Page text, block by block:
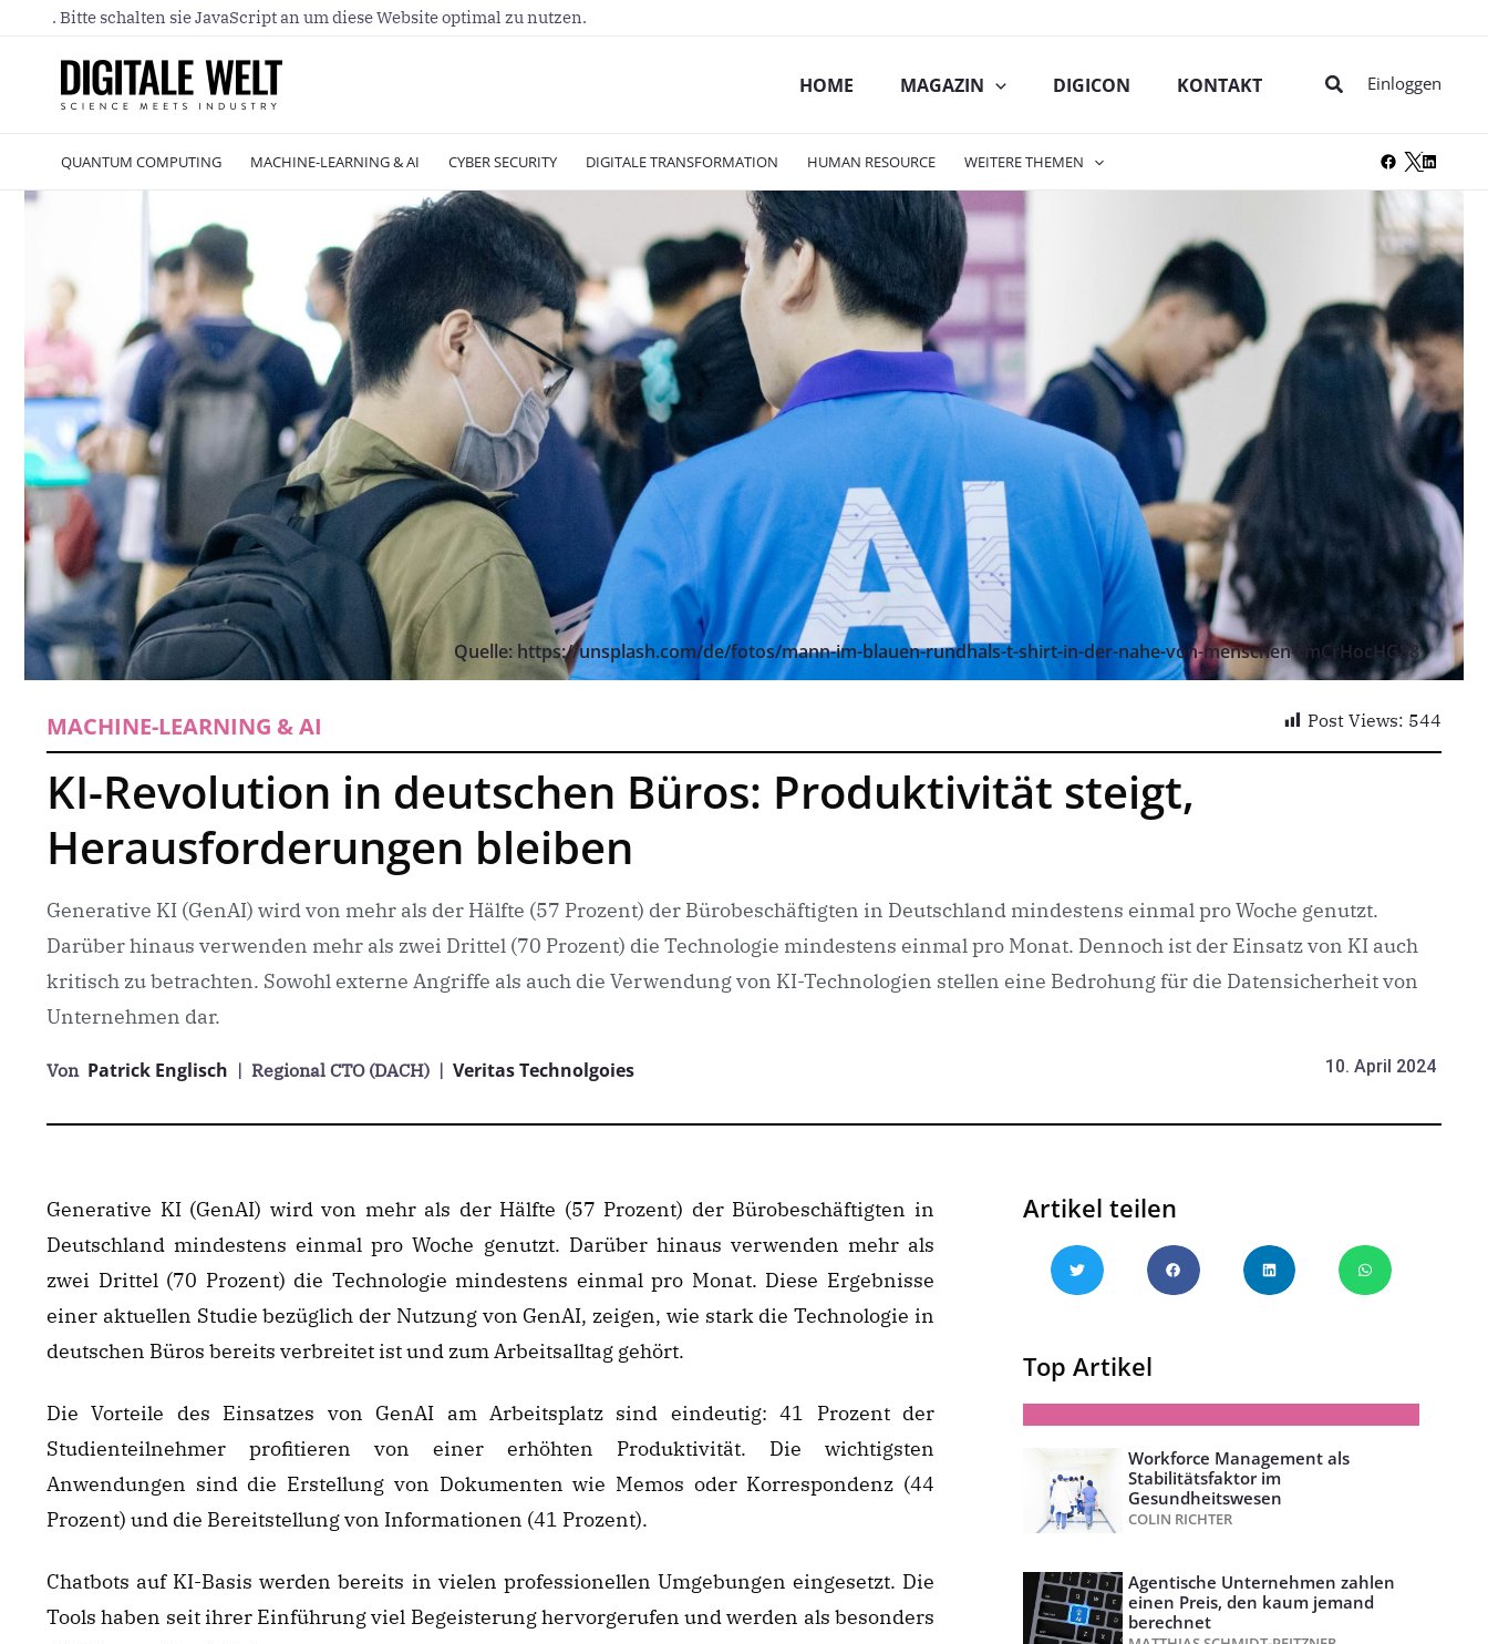
. Bitte schalten sie JavaScript an um diese Website optimal zu nutzen.
HOME MAGAZIN DIGICON KONTAKT SucheEinloggen
QUANTUM COMPUTING MACHINE-LEARNING & AI CYBER SECURITY DIGITALE TRANSFORMATION HUMAN RESOURCE WEITERE THEMEN
Quelle: https://unsplash.com/de/fotos/mann-im-blauen-rundhals-t-shirt-in-der-nahe-von-menschen-rmCrHocHG88
MACHINE-LEARNING & AI Post Views: 544
KI-Revolution in deutschen Büros: Produktivität steigt,
Herausforderungen bleiben
Generative KI (GenAI) wird von mehr als der Hälfte (57 Prozent) der Bürobeschäftigten in Deutschland mindestens einmal pro Woche genutzt.
Darüber hinaus verwenden mehr als zwei Drittel (70 Prozent) die Technologie mindestens einmal pro Monat. Dennoch ist der Einsatz von KI auch
kritisch zu betrachten. Sowohl externe Angriffe als auch die Verwendung von KI-Technologien stellen eine Bedrohung für die Datensicherheit von
Unternehmen dar.
Von Patrick Englisch | Regional CTO (DACH) | Veritas Technolgoies 10. April 2024
Generative KI (GenAI) wird von mehr als der Hälfte (57 Prozent) der Bürobeschäftigten in
Deutschland mindestens einmal pro Woche genutzt. Darüber hinaus verwenden mehr als
zwei Drittel (70 Prozent) die Technologie mindestens einmal pro Monat. Diese Ergebnisse
einer aktuellen Studie bezüglich der Nutzung von GenAI, zeigen, wie stark die Technologie in
deutschen Büros bereits verbreitet ist und zum Arbeitsalltag gehört.
Die Vorteile des Einsatzes von GenAI am Arbeitsplatz sind eindeutig: 41 Prozent der
Studienteilnehmer profitieren von einer erhöhten Produktivität. Die wichtigsten
Anwendungen sind die Erstellung von Dokumenten wie Memos oder Korrespondenz (44
Prozent) und die Bereitstellung von Informationen (41 Prozent).
Chatbots auf KI-Basis werden bereits in vielen professionellen Umgebungen eingesetzt. Die
Tools haben seit ihrer Einführung viel Begeisterung hervorgerufen und werden als besonders
Artikel teilen
Top Artikel
Workforce Management als
Stabilitätsfaktor im
Gesundheitswesen
COLIN RICHTER
Agentische Unternehmen zahlen
einen Preis, den kaum jemand
berechnet